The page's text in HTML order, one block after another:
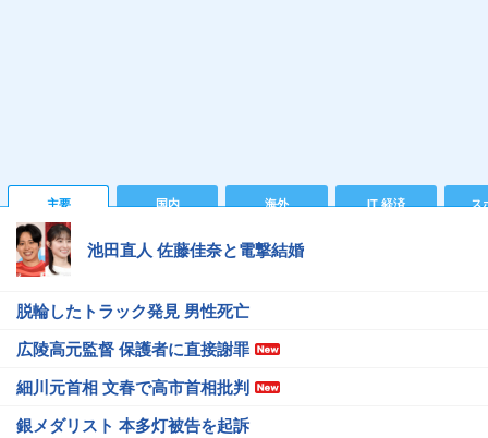
主要 国内 海外 IT 経済 ス
池田直人 佐藤佳奈と電撃結婚
脱輪したトラック発見 男性死亡
広陵高元監督 保護者に直接謝罪
細川元首相 文春で高市首相批判
銀メダリスト 本多灯被告を起訴